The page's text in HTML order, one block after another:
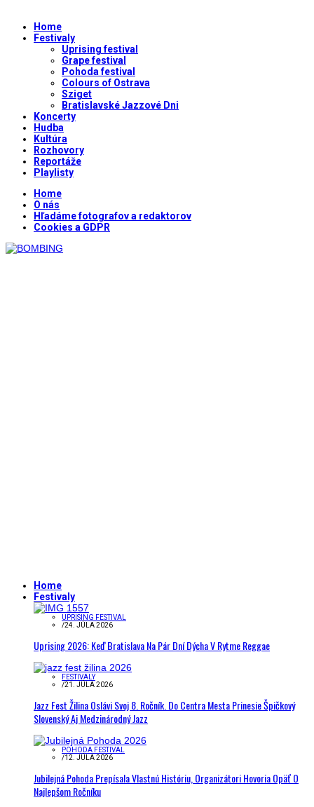
Home
Festivaly
Uprising festival
Grape festival
Pohoda festival
Colours of Ostrava
Sziget
Bratislavské Jazzové Dni
Koncerty
Hudba
Kultúra
Rozhovory
Reportáže
Playlisty
Home
O nás
Hľadáme fotografov a redaktorov
Cookies a GDPR
Home
Festivaly
UPRISING FESTIVAL
/24. JÚLA 2026
Uprising 2026: Keď Bratislava Na Pár Dní Dýcha V Rytme Reggae
FESTIVALY
/21. JÚLA 2026
Jazz Fest Žilina Oslávi Svoj 8. Ročník. Do Centra Mesta Prinesie Špičkový
Slovenský Aj Medzinárodný Jazz
POHODA FESTIVAL
/12. JÚLA 2026
Jubilejná Pohoda Prepísala Vlastnú Históriu, Organizátori Hovoria Opäť O
Najlepšom Ročníku